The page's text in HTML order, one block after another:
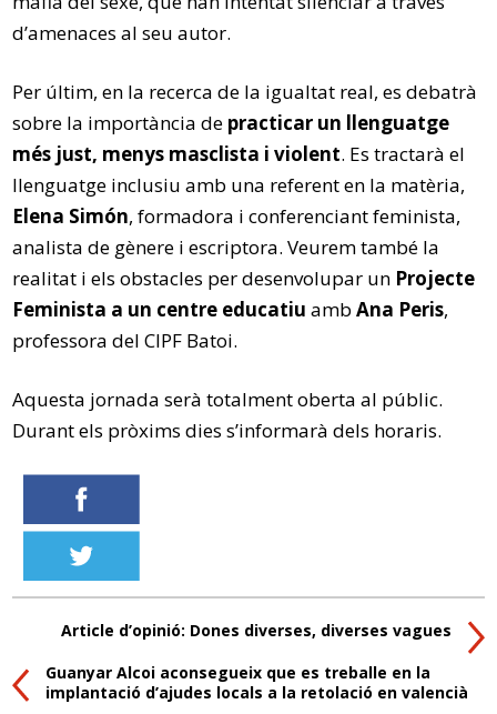
d’amenaces al seu autor.
Per últim, en la recerca de la igualtat real, es debatrà
sobre la importància de practicar un llenguatge
més just, menys masclista i violent. Es tractarà el
llenguatge inclusiu amb una referent en la matèria,
Elena Simón, formadora i conferenciant feminista,
analista de gènere i escriptora. Veurem també la
realitat i els obstacles per desenvolupar un Projecte
Feminista a un centre educatiu ambAna Peris,
professora del CIPF Batoi.
Aquesta jornada serà totalment oberta al públic.
Durant els pròxims dies s’informarà dels horaris.
Article d’opinió: Dones diverses, diverses vagues
Guanyar Alcoi aconsegueix que es treballe en la
implantació d’ajudes locals a la retolació en valencià